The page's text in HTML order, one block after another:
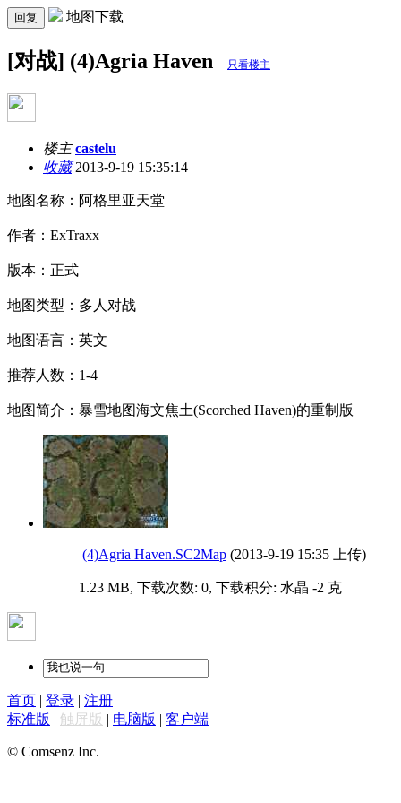
回复 地图下载
[对战] (4)Agria Haven 只看楼主
楼主 castelu
收藏2013-9-19 15:35:14
地图名称：阿格里亚天堂
作者：ExTraxx
版本：正式
地图类型：多人对战
地图语言：英文
推荐人数：1-4
地图简介：暴雪地图海文焦土(Scorched Haven)的重制版
(4)Agria Haven.SC2Map (2013-9-19 15:35 上传)
1.23 MB, 下载次数: 0, 下载积分: 水晶 -2 克
首页 | 登录 | 注册
标准版 | 触屏版 | 电脑版 | 客户端
© Comsenz Inc.